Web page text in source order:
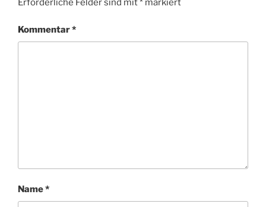
Erforderliche Felder sind mit* markiert
Kommentar*
Name*